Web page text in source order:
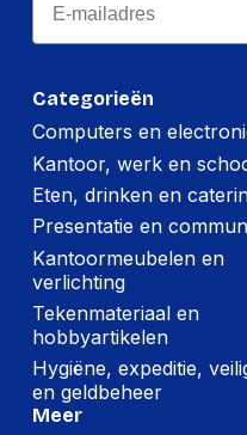
Categorieën
Computers en
Kantoor, werk en
Eten, drinken en
Presentatie en
Kantoormeubelen en
verlichting
Tekenmateriaal en
hobbyartikelen
Hygiëne, expeditie,
en geldbeheer
Meer